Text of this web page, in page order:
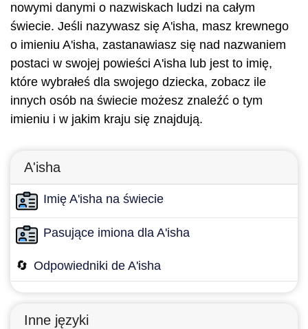
nowymi danymi o nazwiskach ludzi na całym
świecie. Jeśli nazywasz się A'isha, masz krewnego
o imieniu A'isha, zastanawiasz się nad nazwaniem
postaci w swojej powieści A'isha lub jest to imię,
które wybrałeś dla swojego dziecka, zobacz ile
innych osób na świecie możesz znaleźć o tym
imieniu i w jakim kraju się znajdują.
A'isha
Imię A'isha na świecie
Pasujące imiona dla A'isha
🔄 Odpowiedniki de A'isha
Inne języki